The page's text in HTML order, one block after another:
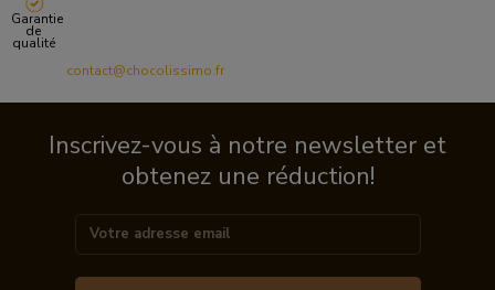
Garantie
de
qualité
contact@chocolissimo.fr
Inscrivez-vous à notre newsletter et
obtenez une réduction!